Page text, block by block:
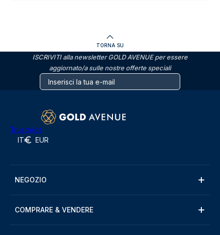
TORNA SU
ISCRIVITI alla newsletter GOLD AVENUE per essere
aggiornato/a sulle nostre offerte speciali
Trustpilot
IT EUR
NEGOZIO
COMPRARE & VENDERE